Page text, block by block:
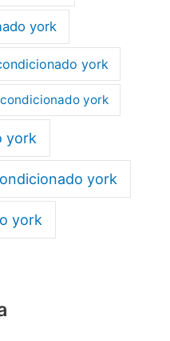
york
york
york
york
york
york